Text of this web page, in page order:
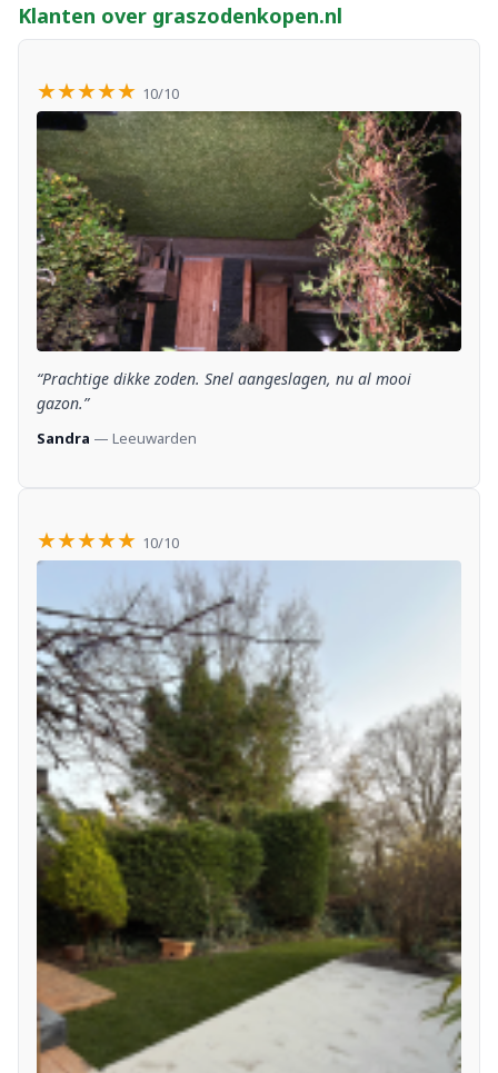
Klanten over graszodenkopen.nl
★★★★★ 10/10
“Prachtige dikke zoden. Snel aangeslagen, nu al mooi
gazon.”
Sandra — Leeuwarden
★★★★★ 10/10